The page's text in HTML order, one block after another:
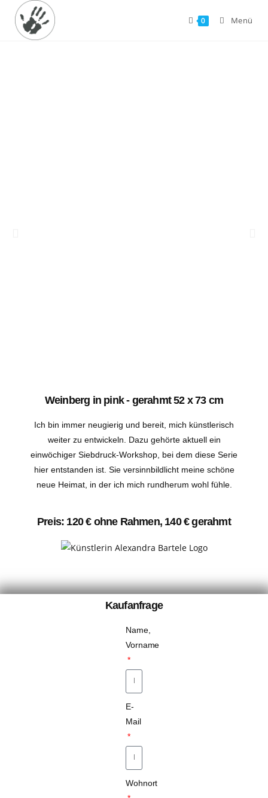
0 Menü
Weinberg in pink - gerahmt 52 x 73 cm
Ich bin immer neugierig und bereit, mich künstlerisch
weiter zu entwickeln. Dazu gehörte aktuell ein
einwöchiger Siebdruck-Workshop, bei dem diese Serie
hier entstanden ist. Sie versinnbildlicht meine schöne
neue Heimat, in der ich mich rundherum wohl fühle.
Preis: 120 € ohne Rahmen, 140 € gerahmt
Kaufanfrage
Name,
Vorname
E-
Mail
Wohnort